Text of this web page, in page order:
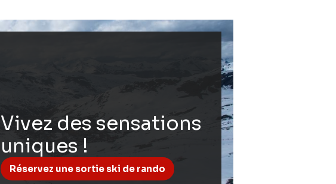
Vivez des sensations
uniques !
Réservez une sortie ski de rando